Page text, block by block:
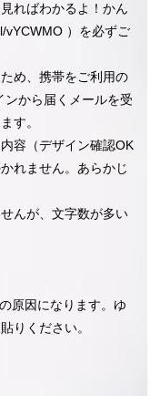
ればわかるよ！かん
vYCWMO ）を必ずご
め、携帯をご利用の
から届くメールを受
す。
容（デザイン確認OK
れません。あらかじ
んが、文字数が多い
原因になります。ゆ
りください。